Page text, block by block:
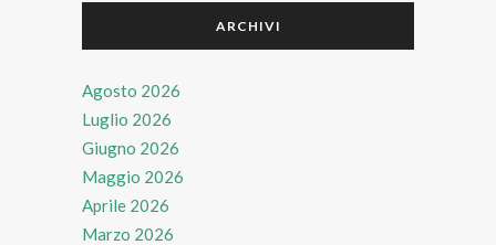
ARCHIVI
Agosto 2026
Luglio 2026
Giugno 2026
Maggio 2026
Aprile 2026
Marzo 2026